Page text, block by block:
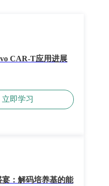
CAR-T应用进展
立即学习
宴：解码培养基的能